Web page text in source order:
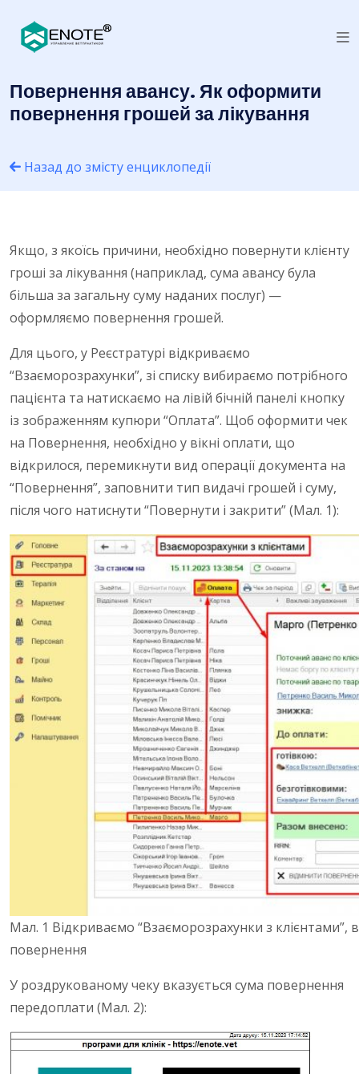
Повернення авансу. Як оформити
повернення грошей за лікування
Назад до змісту енциклопедії
Якщо, з якоїсь причини, необхідно повернути клієнту
гроші за лікування (наприклад, сума авансу була
більша за загальну суму наданих послуг) —
оформляємо повернення грошей.
Для цього, у Реєстратурі відкриваємо
“Взаєморозрахунки”, зі списку вибираємо потрібного
пацієнта та натискаємо на лівій бічній панелі кнопку
із зображенням купюри “Оплата”. Щоб оформити чек
на Повернення, необхідно у вікні оплати, що
відкрилося, перемикнути вид операції документа на
“Повернення”, заповнити тип видачі грошей і суму,
після чого натиснути “Повернути і закрити” (Мал. 1):
Мал. 1 Відкриваємо “Взаєморозрахунки з
повернення
У роздрукованому чеку вказується сума повернення
передоплати (Мал. 2):